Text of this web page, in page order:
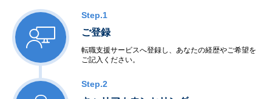
Step.1
ご登録
転職支援サービスへ登録し、あなたの経歴やご希望を
ご記入ください。
Step.2